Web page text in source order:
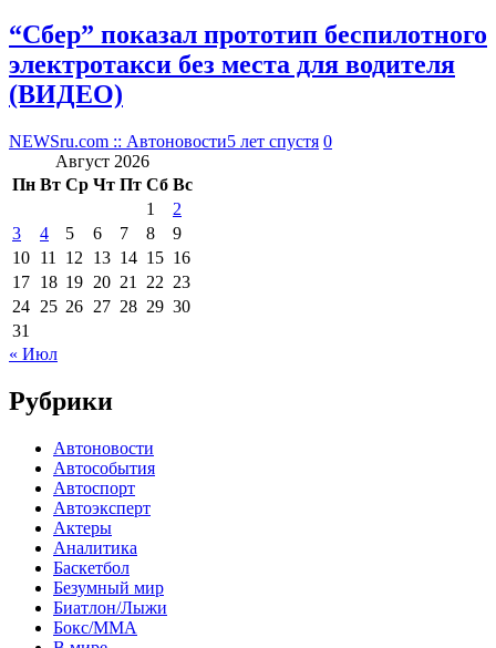
“Сбер” показал прототип беспилотного
электротакси без места для водителя
(ВИДЕО)
NEWSru.com :: Автоновости5 лет спустя 0
Август 2026
Пн Вт Ср Чт Пт Сб Вс
1
2
3
4 5 6 7 8
9
10 11 12 13 14 15 16
17 18 19 20 21 22 23
24 25 26 27 28 29 30
31
« Июл
Рубрики
Автоновости
Автособытия
Автоспорт
Автоэксперт
Актеры
Аналитика
Баскетбол
Безумный мир
Биатлон/Лыжи
Бокс/MMA